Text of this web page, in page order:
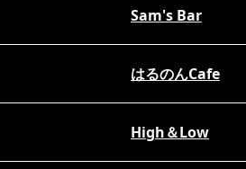
Sam's Bar
はるのんCafe
High＆Low